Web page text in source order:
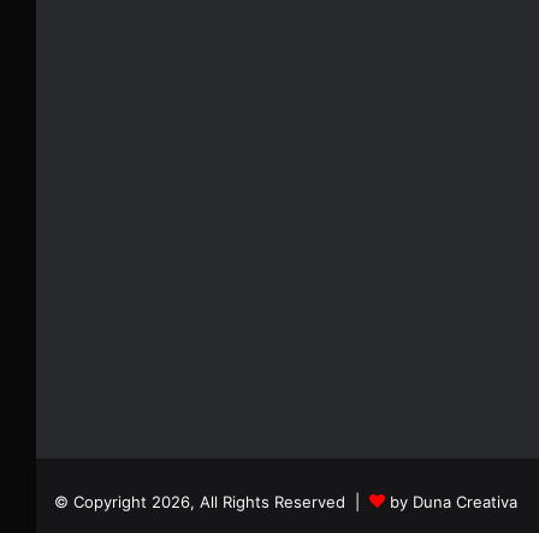
© Copyright 2026, All Rights Reserved | by Duna Creativa